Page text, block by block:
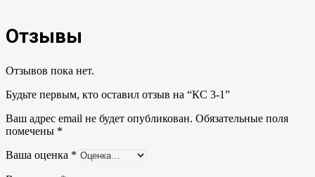
Отзывы
Отзывов пока нет.
Будьте первым, кто оставил отзыв на “КС 3-1”
Ваш адрес email не будет опубликован. Обязательные поля
помечены *
Ваша оценка *